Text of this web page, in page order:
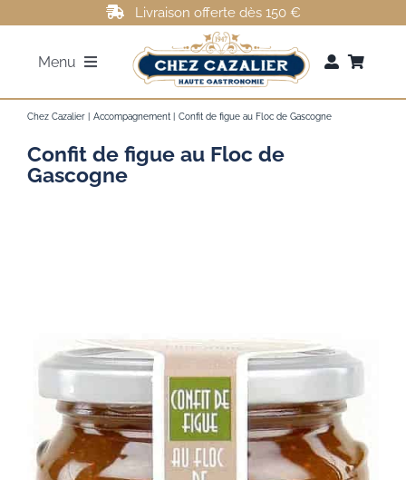
contenu
Livraison offerte dès 150 €
Menu
FOIE GRAS
ROTI DE CANARD
AUTRES
ACCOMPAGNEMENTS
AVANTAGES
Chez Cazalier Accompagnement Confit de figue au Floc de Gascogne
Confit de figue au Floc de
Gascogne